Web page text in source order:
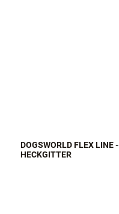
DOGSWORLD FLEX LINE -
HECKGITTER